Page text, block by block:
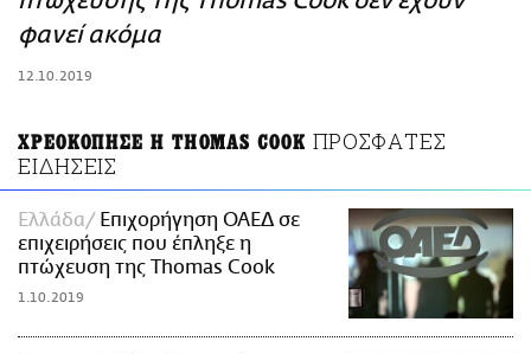
ΑΜΠΑ
φανεί ακόμα
12.10.2019
ΧΡΕΟΚΟΠΗΣΕ Η THOMAS COOK ΠΡΟΣΦΑΤΕΣ
ΕΙΔΗΣΕΙΣ
Ελλάδα
Επιχορήγηση ΟΑΕΔ σε
επιχειρήσεις που έπληξε η
πτώχευση της Thomas Cook
1.10.2019